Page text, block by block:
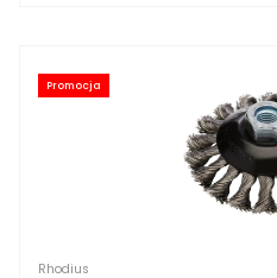
Promocja
Rhodius